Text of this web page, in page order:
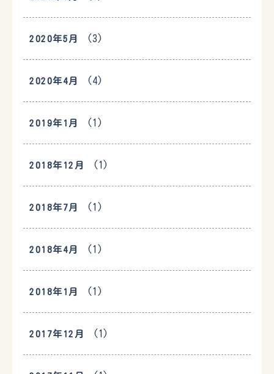
2020年5月 (3)
2020年4月 (4)
2019年1月 (1)
2018年12月 (1)
2018年7月 (1)
2018年4月 (1)
2018年1月 (1)
2017年12月 (1)